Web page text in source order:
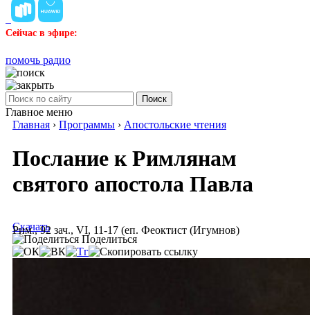
Сейчас в эфире:
помочь радио
Поиск
Главное меню
Главная › Программы › Апостольские чтения
Послание к Римлянам
святого апостола Павла
Рим., 92 зач., VI, 11-17 (еп. Феоктист (Игумнов)
Скачать
Поделиться